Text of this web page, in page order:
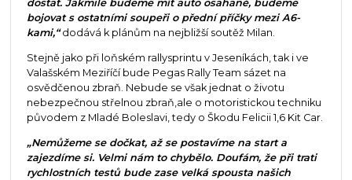
dostat. Jakmile budeme mít auto osahané, budeme
bojovat s ostatními soupeři o přední příčky mezi A6-
kami,“dodává k plánům na nejbližší soutěž Milan.
Stejně jako při loňském rallysprintu v Jeseníkách, tak i ve
Valašském Meziříčí bude Pegas Rally Team sázet na
osvědčenou zbraň. Nebude se však jednat o životu
nebezpečnou střelnou zbraň,ale o motoristickou techniku
původem z Mladé Boleslavi, tedy o Škodu Felicii 1,6 Kit Car.
„Nemůžeme se dočkat, až se postavíme na start a
zajezdíme si. Velmi nám to chybělo. Doufám, že při trati
rychlostních testů bude zase velká spousta našich